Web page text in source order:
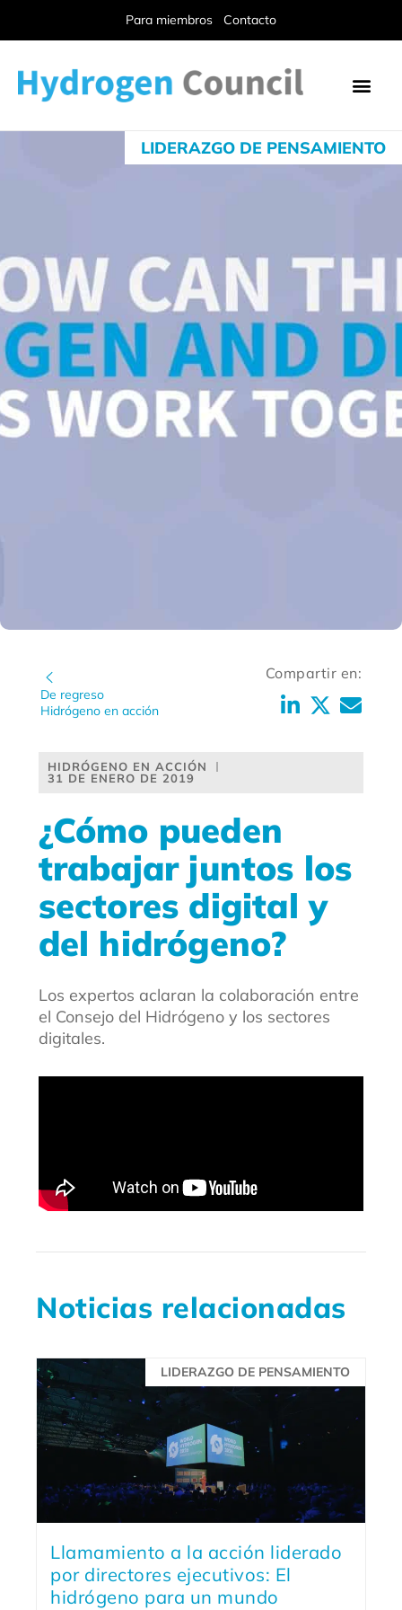
Para miembros Contacto
LIDERAZGO DE PENSAMIENTO
De regreso
Hidrógeno en acción
Compartir en:
HIDRÓGENO EN ACCIÓN
31 DE ENERO DE 2019
¿Cómo pueden
trabajar juntos los
sectores digital y
del hidrógeno?
Los expertos aclaran la colaboración entre
el Consejo del Hidrógeno y los sectores
digitales.
Noticias relacionadas
LIDERAZGO DE PENSAMIENTO
Llamamiento a la acción liderado
por directores ejecutivos: El
hidrógeno para un mundo